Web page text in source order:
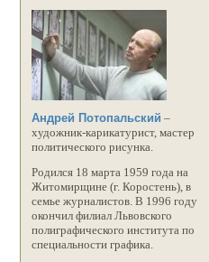
Андрей Потопальский –
художник-карикатурист, мастер
политического рисунка.
Родился 18 марта 1959 года на
Житомирщине (г. Коростень), в
семье журналистов. В 1996 году
окончил филиал Львовского
полиграфического института по
специальности графика.